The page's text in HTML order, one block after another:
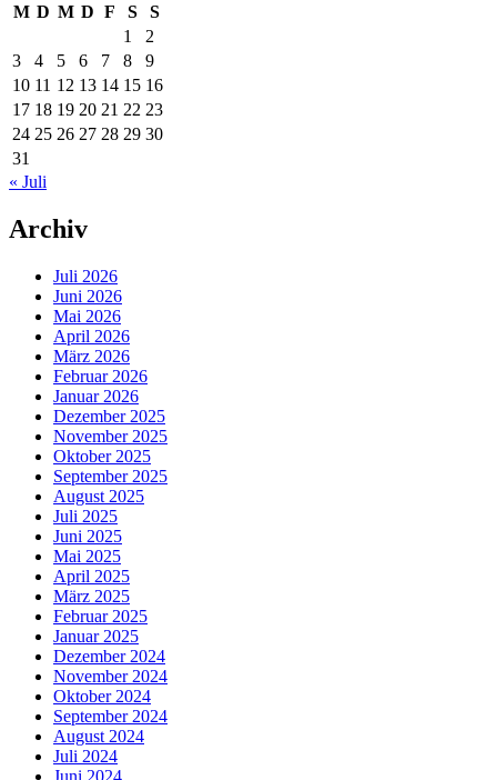
M D M D F S
S
1
2
3
4 5 6 7 8
9
10 11 12 13 14 15 16
17 18 19 20 21 22 23
24 25 26 27 28 29 30
31
« Juli
Archiv
Juli 2026
Juni 2026
Mai 2026
April 2026
März 2026
Februar 2026
Januar 2026
Dezember 2025
November 2025
Oktober 2025
September 2025
August 2025
Juli 2025
Juni 2025
Mai 2025
April 2025
März 2025
Februar 2025
Januar 2025
Dezember 2024
November 2024
Oktober 2024
September 2024
August 2024
Juli 2024
Juni 2024